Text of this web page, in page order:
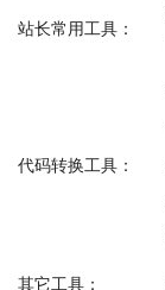
站长常用工具：
代码转换工具：
其它工具：